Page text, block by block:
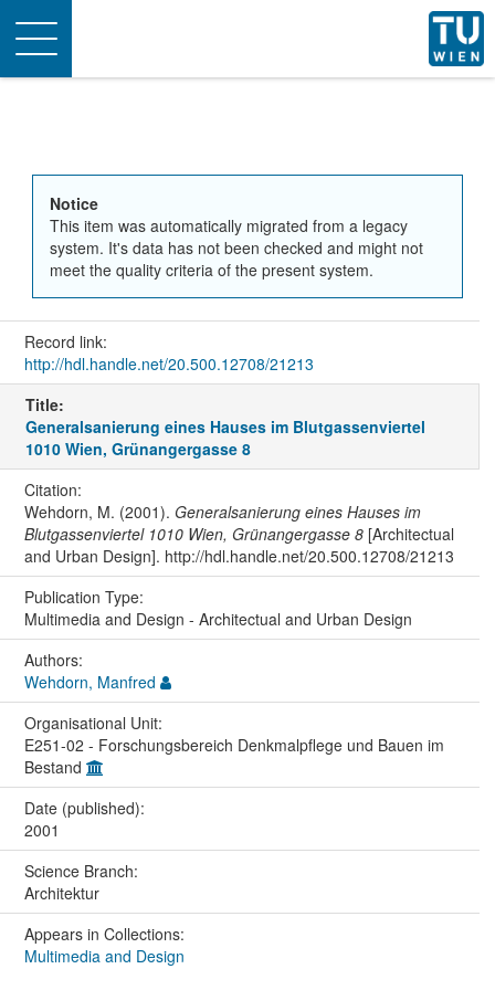
Toggle
navigation
Notice
This item was automatically migrated from a legacy
system. It's data has not been checked and might not
meet the quality criteria of the present system.
Record link:
http://hdl.handle.net/20.500.12708/21213
Title:
Generalsanierung eines Hauses im Blutgassenviertel
1010 Wien, Grünangergasse 8
Citation:
Wehdorn, M. (2001). Generalsanierung eines Hauses im
Blutgassenviertel 1010 Wien, Grünangergasse 8[Architectual
and Urban Design]. http://hdl.handle.net/20.500.12708/21213
Publication Type:
Multimedia and Design - Architectual and Urban Design
Authors:
Wehdorn, Manfred
Organisational Unit:
E251-02 - Forschungsbereich Denkmalpflege und Bauen im
Bestand
Date (published):
2001
Science Branch:
Architektur
Appears in Collections:
Multimedia and Design